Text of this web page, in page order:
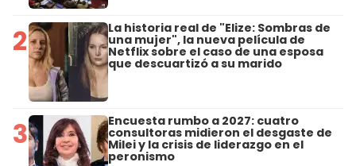
2 La historia real de "Elize: Sombras de
una mujer", la nueva película de
Netflix sobre el caso de una esposa
que descuartizó a su marido
3 Encuesta rumbo a 2027: cuatro
consultoras midieron el desgaste de
Milei y la crisis de liderazgo en el
peronismo